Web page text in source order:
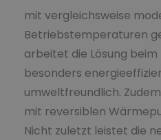
mit vergleichsweise
Betriebstemperaturen
arbeitet die Lösung beim
besonders
umweltfreundlich.
mit reversiblen
Nicht zuletzt leistet die